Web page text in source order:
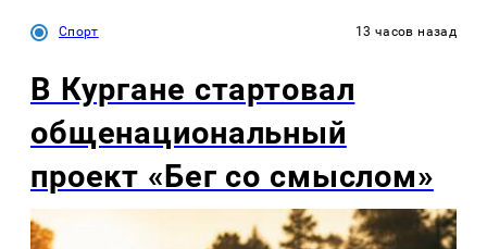
Спорт 13 часов назад
В Кургане стартовал
общенациональный
проект «Бег со смыслом»